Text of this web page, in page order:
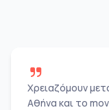
Χρειαζόμουν
Αθήνα και το